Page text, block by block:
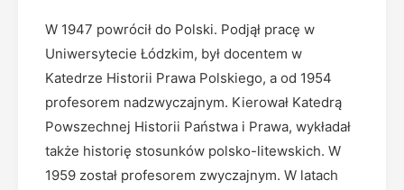
W 1947 powrócił do Polski. Podjął pracę w
Uniwersytecie Łódzkim, był docentem w
Katedrze Historii Prawa Polskiego, a od 1954
profesorem nadzwyczajnym. Kierował Katedrą
Powszechnej Historii Państwa i Prawa, wykładał
także historię stosunków polsko-litewskich. W
1959 został profesorem zwyczajnym. W latach